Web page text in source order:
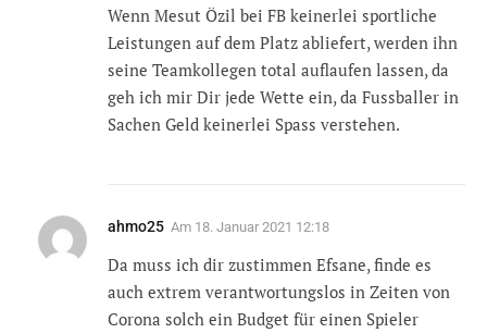
Wenn Mesut Özil bei FB keinerlei sportliche
Leistungen auf dem Platz abliefert, werden ihn
seine Teamkollegen total auflaufen lassen, da
geh ich mir Dir jede Wette ein, da Fussballer in
Sachen Geld keinerlei Spass verstehen.
ahmo25 Am 18. Januar 2021 12:18
Da muss ich dir zustimmen Efsane, finde es
auch extrem verantwortungslos in Zeiten von
Corona solch ein Budget für einen Spieler